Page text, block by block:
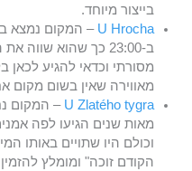
בייצור מיוחד.
U Hrocha – המקום נמצא
ב-23:00 כך שהוא
מסורתי וכדאי להגיע לכאן
מאווירה שאין בשום מקום
U Zlatého tygra – המקום
מאות שנים הגיעו לפה
וכולם היו שתויים באותו